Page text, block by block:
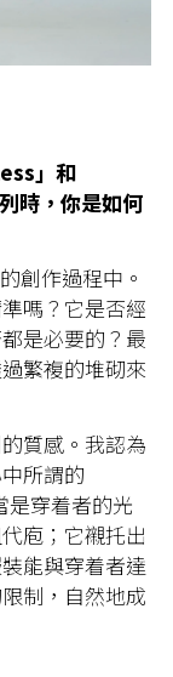
」和
時，你是如何
創作過程中。
嗎？它是否經
是必要的？最
繁複的堆砌來
質感。我認為
所謂的
是穿着者的光
庖；它襯托出
能與穿着者達
制，自然地成